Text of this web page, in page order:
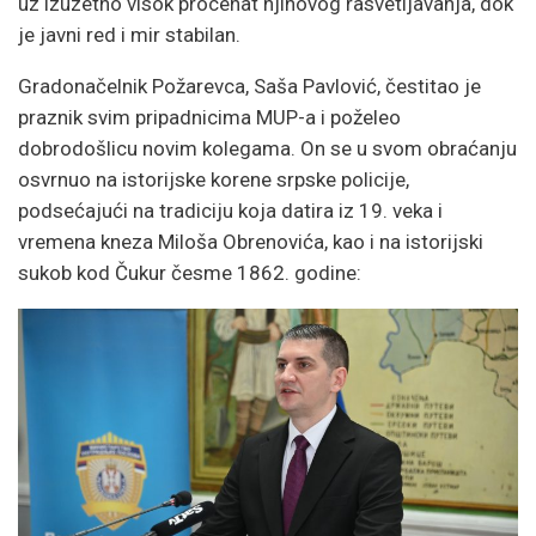
je javni red i mir stabilan.
Gradonačelnik Požarevca, Saša Pavlović, čestitao je
praznik svim pripadnicima MUP-a i poželeo
dobrodošlicu novim kolegama. On se u svom obraćanju
osvrnuo na istorijske korene srpske policije,
podsećajući na tradiciju koja datira iz 19. veka i
vremena kneza Miloša Obrenovića, kao i na istorijski
sukob kod Čukur česme 1862. godine: